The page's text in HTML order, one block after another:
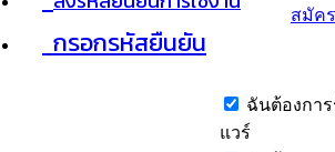
กรอกรหัสยืนยัน
สมัค
ฉันต้องกา
แวร์